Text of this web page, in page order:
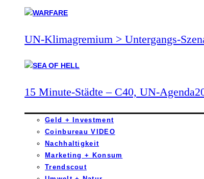
UN-Klimagremium > Untergangs-
15 Minute-Städte – C40, UN-
Geld + Investment
Coinbureau VIDEO
Nachhaltigkeit
Marketing + Konsum
Trendscout